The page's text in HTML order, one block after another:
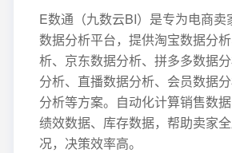
E数通（九数云BI）是专为电商卖
数据分析平台，提供淘宝数据分
析、京东数据分析、拼多多数据
分析、直播数据分析、会员数据
分析等方案。自动化计算销售数据
绩效数据、库存数据，帮助卖家
况，决策效率高。